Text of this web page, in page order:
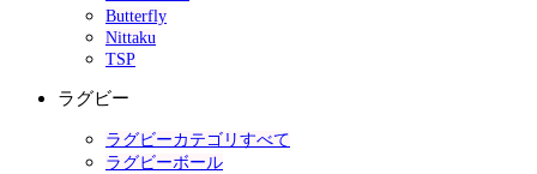
Butterfly
Nittaku
TSP
ラグビー
ラグビーカテゴリすべて
ラグビーボール